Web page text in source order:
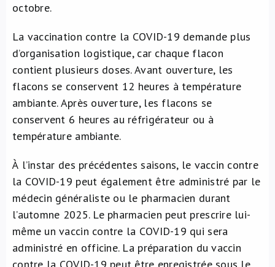
octobre.
La vaccination contre la COVID-19 demande plus
d’organisation logistique, car chaque flacon
contient plusieurs doses. Avant ouverture, les
flacons se conservent 12 heures à température
ambiante. Après ouverture, les flacons se
conservent 6 heures au réfrigérateur ou à
température ambiante.
À l’instar des précédentes saisons, le vaccin contre
la COVID-19 peut également être administré par le
médecin généraliste ou le pharmacien durant
l’automne 2025. Le pharmacien peut prescrire lui-
même un vaccin contre la COVID-19 qui sera
administré en officine. La préparation du vaccin